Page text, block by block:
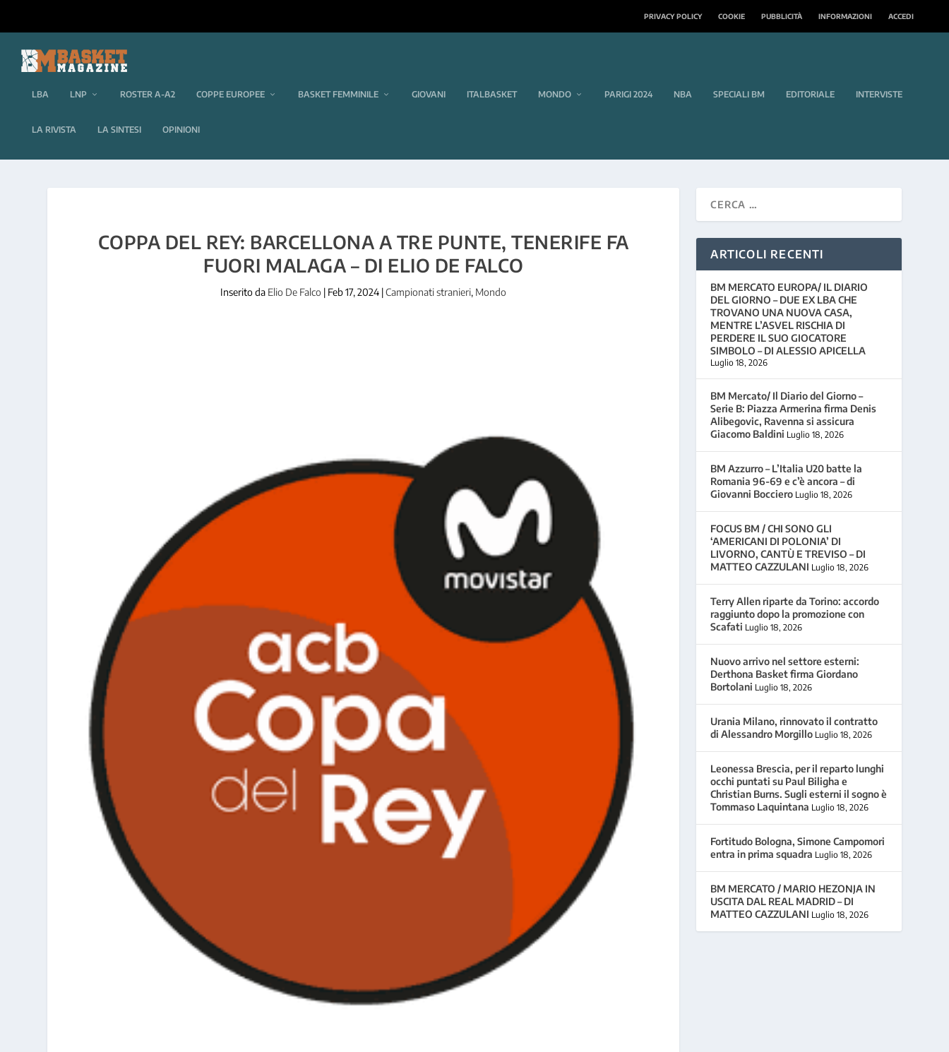
PRIVACY POLICY COOKIE PUBBLICITÀ INFORMAZIONI ACCEDI
LBA LNP ROSTER A-A2 COPPE EUROPEE BASKET FEMMINILE GIOVANI ITALBASKET MONDO PARIGI 2024 NBA SPECIALI BM EDITORIALE INTERVISTE
LA RIVISTA LA SINTESI OPINIONI
COPPA DEL REY: BARCELLONA A TRE PUNTE, TENERIFE FA
FUORI MALAGA – DI ELIO DE FALCO
Inserito da Elio De Falco | Feb 17, 2024 |Campionati stranieri, Mondo
ARTICOLI RECENTI
BM MERCATO EUROPA/ IL DIARIO
DEL GIORNO – DUE EX LBA CHE
TROVANO UNA NUOVA CASA,
MENTRE L’ASVEL RISCHIA DI
PERDERE IL SUO GIOCATORE
SIMBOLO – DI ALESSIO APICELLA
Luglio 18, 2026
BM Mercato/ Il Diario del Giorno –
Serie B: Piazza Armerina firma Denis
Alibegovic, Ravenna si assicura
Giacomo Baldini Luglio 18, 2026
BM Azzurro – L’Italia U20 batte la
Romania 96-69 e c’è ancora – di
Giovanni Bocciero Luglio 18, 2026
FOCUS BM / CHI SONO GLI
‘AMERICANI DI POLONIA’ DI
LIVORNO, CANTÙ E TREVISO – DI
MATTEO CAZZULANI Luglio 18, 2026
Terry Allen riparte da Torino: accordo
raggiunto dopo la promozione con
Scafati Luglio 18, 2026
Nuovo arrivo nel settore esterni:
Derthona Basket firma Giordano
Bortolani Luglio 18, 2026
Urania Milano, rinnovato il contratto
di Alessandro Morgillo Luglio 18, 2026
Leonessa Brescia, per il reparto lunghi
occhi puntati su Paul Biligha e
Christian Burns. Sugli esterni il sogno è
Tommaso Laquintana Luglio 18, 2026
Fortitudo Bologna, Simone Campomori
entra in prima squadra Luglio 18, 2026
BM MERCATO / MARIO HEZONJA IN
USCITA DAL REAL MADRID – DI
MATTEO CAZZULANI Luglio 18, 2026